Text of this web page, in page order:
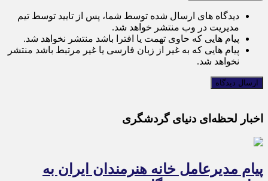
دیدگاه های ارسال شده توسط شما، پس از تایید توسط تیم
مدیریت در وب منتشر خواهد شد.
پیام هایی که حاوی تهمت یا افترا باشد منتشر نخواهد شد.
پیام هایی که به غیر از زبان فارسی یا غیر مرتبط باشد منتشر
نخواهد شد.
اخبار لحظه‌ای دنیای گردشگری
پیام مدیرعامل خانه هنرمندان ایران به